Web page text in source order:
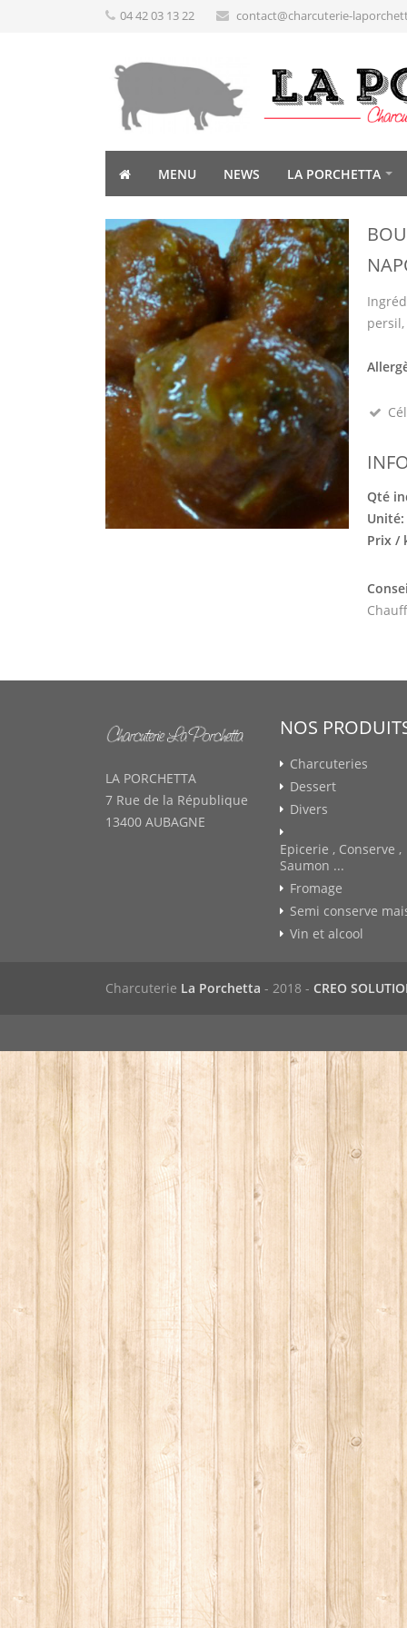
04 42 03 13 22 contact@charcuterie-
MENU NEWS LA PORCHETTA
Qté
Unité:
Prix /
LA PORCHETTA
7 Rue de la République
13400 AUBAGNE
NOS
Charcuteries
Dessert
Divers
Epicerie , Conserve ,
Saumon ...
Fromage
Semi conserve
Vin et alcool
Charcuterie La Porchetta - 2018 - CREO